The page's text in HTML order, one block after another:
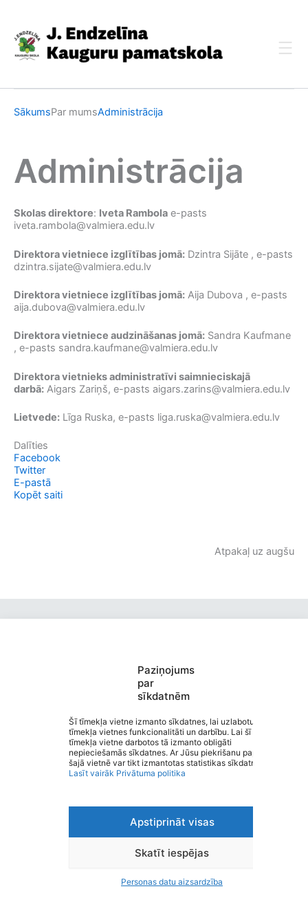
Paziņojums
par
sīkdatnēm
Šī tīmekļa vietne izmanto sīkdatnes, lai uzlabotu
tīmekļa vietnes funkcionalitāti un darbību. Lai šī
tīmekļa vietne darbotos tā izmanto obligāti
nepieciešamās sīkdatnes. Ar Jūsu piekrišanu papildus
šajā vietnē var tikt izmantotas statistikas sīkdatnes.
Lasīt vairāk Privātuma politika
Apstiprināt visas
Skatīt iespējas
Personas datu aizsardzība
content
SākumsPar mumsAdministrācija
Administrācija
Skolas direktore: Iveta Rambola e-pasts
iveta.rambola@valmiera.edu.lv
Direktora vietniece izglītības jomā: Dzintra Sijāte , e-pasts
dzintra.sijate@valmiera.edu.lv
Direktora vietniece izglītības jomā: Aija Dubova , e-pasts
aija.dubova@valmiera.edu.lv
Direktora vietniece audzināšanas jomā: Sandra Kaufmane
, e-pasts sandra.kaufmane@valmiera.edu.lv
Direktora vietnieks administratīvi saimnieciskajā
darbā: Aigars Zariņš, e-pasts aigars.zarins@valmiera.edu.lv
Lietvede: Līga Ruska, e-pasts liga.ruska@valmiera.edu.lv
Dalīties
Facebook
Twitter
E-pastā
Kopēt saiti
Atpakaļ uz augšu
J.Endzelīna Kauguru pamatskola
Privātuma politika
Personas datu aizsardzība